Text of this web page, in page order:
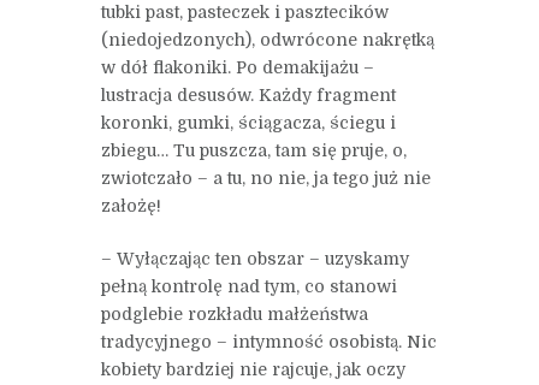
tubki past, pasteczek i pasztecików
(niedojedzonych), odwrócone nakrętką
w dół flakoniki. Po demakijażu –
lustracja desusów. Każdy fragment
koronki, gumki, ściągacza, ściegu i
zbiegu… Tu puszcza, tam się pruje, o,
zwiotczało – a tu, no nie, ja tego już nie
założę!
– Wyłączając ten obszar – uzyskamy
pełną kontrolę nad tym, co stanowi
podglebie rozkładu małżeństwa
tradycyjnego – intymność osobistą. Nic
kobiety bardziej nie rajcuje, jak oczy